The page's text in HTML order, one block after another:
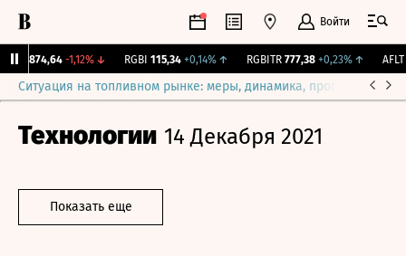
Войти
874,64 -1,12%↓ RGBI 115,34 +0,14%↑ RGBITR 777,38 +0,23%↑ AFLT
Ситуация на топливном рынке: меры, динамика, прогнозы
Технологии 14 Декабря 2021
Показать еще